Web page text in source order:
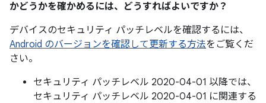
かどうかを確かめるには、どうすればよいですか？
デバイスのセキュリティ パッチレベルを確認するには、
Android のバージョンを確認して更新する方法をご覧くだ
さい。
セキュリティ パッチレベル 2020-04-01 以降では、
セキュリティ パッチレベル 2020-04-01 に関連する